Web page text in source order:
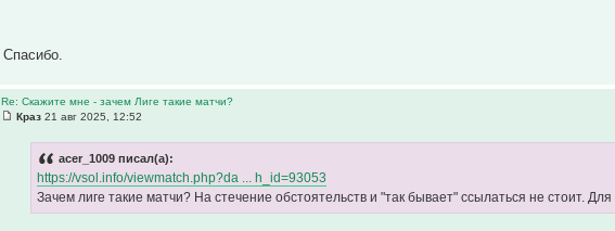
Спасибо.
Re: Скажите мне - зачем Лиге такие матчи?
Краз 21 авг 2025, 12:52
acer_1009 писал(а):
https://vsol.info/viewmatch.php?da ... h_id=93053
Зачем лиге такие матчи? На стечение обстоятельств и "так бывает" ссылаться не стоит. Для